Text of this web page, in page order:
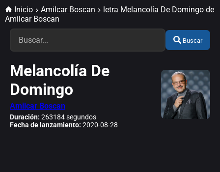
Inicio Amilcar Boscan
letra Melancolía De Domingo de
Amilcar Boscan
Buscar
Melancolía De
Domingo
Amilcar Boscan
Duración: 263184 segundos
Fecha de lanzamiento: 2020-08-28